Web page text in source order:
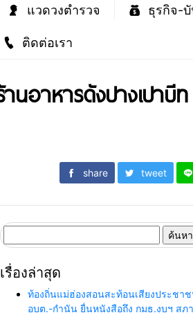
แวดวงตำรวจ ธุรกิจ-บั
ติดต่อเรา
อาหารดังปางเปาบีท
share tweet
สำหรับ:
เรื่องล่าสุด
ท้องถิ่นแม่ฮ่องสอนสะท้อนเสียงประชา
อบต.-กำนัน ยื่นหนังสือถึง กมธ.งบฯ สภ